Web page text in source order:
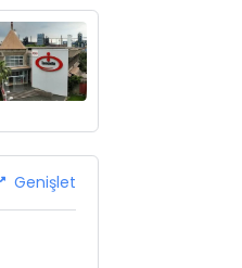
Genişlet